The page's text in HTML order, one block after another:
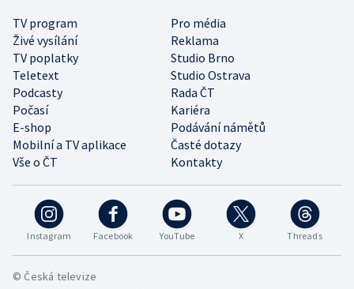
Instagram Facebook YouTube X Threads
TV program
Pro média
Živé vysílání
Reklama
TV poplatky
Studio Brno
Teletext
Studio Ostrava
Podcasty
Rada ČT
Počasí
Kariéra
E-shop
Podávání námětů
Mobilní a TV aplikace
Časté dotazy
Vše o ČT
Kontakty
© Česká televize